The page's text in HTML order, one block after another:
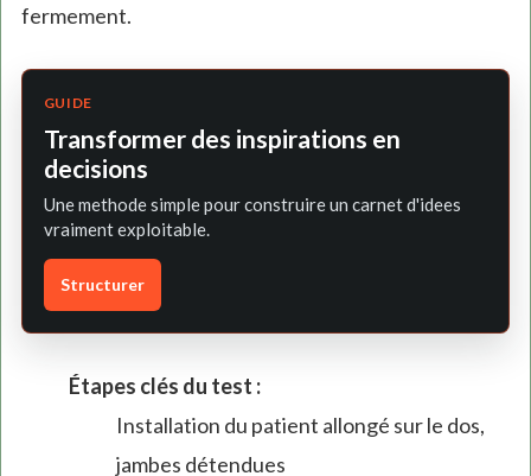
fermement.
GUIDE
Transformer des inspirations en
decisions
Une methode simple pour construire un carnet d'idees
vraiment exploitable.
Structurer
Étapes clés du test :
Installation du patient allongé sur le dos,
jambes détendues